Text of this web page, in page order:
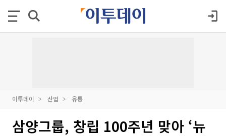
이투데이 산업 유통
삼양그룹, 창립 100주년 맞아 ‘뉴